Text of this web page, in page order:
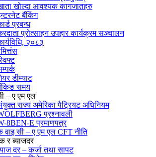
खोल्दा आवश्यक कागजातहरु
बैंकिंग
प्रबन्ध
प्रोत्साहन उपहार कार्यक्रम सञ्चालन
२०८३
डीम्याट
समय
– ए एम एल
राज्य अमेरिका पैट्रियट अधिनियम
प्रश्नावली
8BEN-E प्रमाणपत्र
वाइ सी – ए एम एल CFT नीति
र ब्याजदर
दर – कर्जा तथा सापट